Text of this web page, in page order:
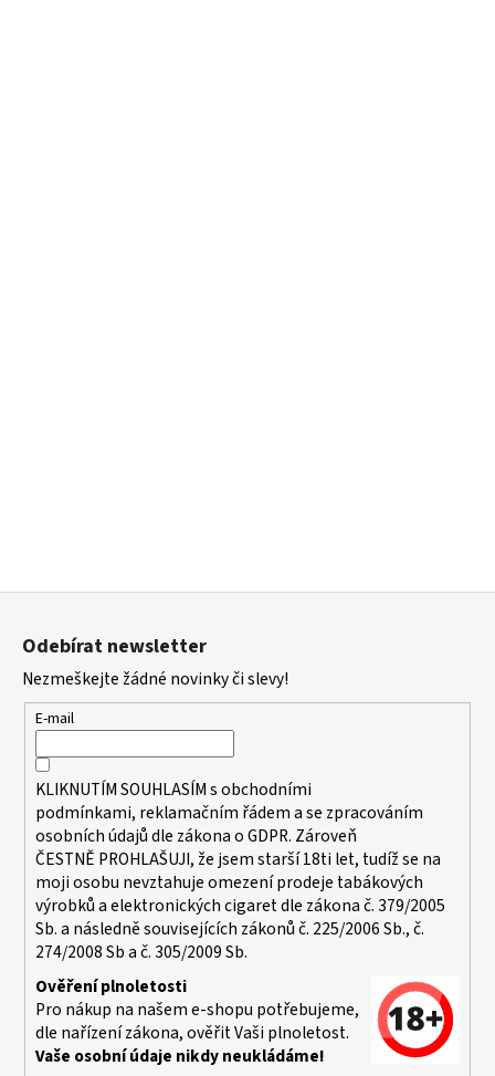
Z
Odebírat newsletter
Nezmeškejte žádné novinky či slevy!
E-mail
KLIKNUTÍM SOUHLASÍM sobchodními
podmínkami, reklamačním řádem a se zpracováním
osobních údajů dle zákona oGDPR. Zároveň
ČESTNĚ PROHLAŠUJI, že jsem starší 18ti let, tudíž se na
moji osobu nevztahuje omezení prodeje tabákových
výrobků a elektronických cigaret dle zákona č. 379/2005
Sb. a následně souvisejících zákonů č. 225/2006 Sb., č.
274/2008 Sb a č. 305/2009 Sb.
Ověření plnoletosti
Pro nákup na našem e-shopu potřebujeme,
dle nařízení zákona, ověřit Vaši plnoletost.
Vaše osobní údaje nikdy neukládáme!